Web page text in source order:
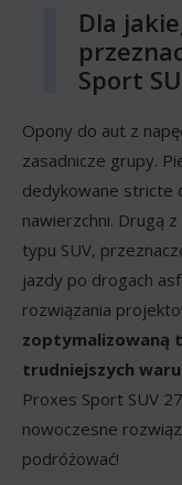
Dla
Sport
Opony do aut z
zasadnicze grupy.
dedykowane stricte
nawierzchni. Drugą
typu SUV,
jazdy po drogach
rozwiązania
zoptymalizowaną
trudniejszych
Proxes Sport SUV
nowoczesne
podróżować!